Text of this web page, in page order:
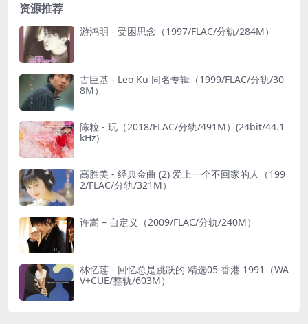
资源推荐
游鸿明 - 受困思念（1997/FLAC/分轨/284M）
古巨基 - Leo Ku 同名专辑（1999/FLAC/分轨/30
8M）
陈粒 - 玩（2018/FLAC/分轨/491M）(24bit/44.1
kHz)
高胜美 - 经典金曲 (2) 爱上一个不回家的人（199
2/FLAC/分轨/321M）
许嵩 – 自定义（2009/FLAC/分轨/240M）
林忆莲 - 回忆总是跳跃的 精选05 香港 1991（WA
V+CUE/整轨/603M）